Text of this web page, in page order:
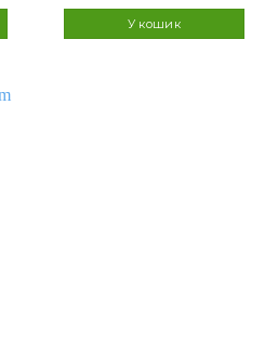
3199 ₴.
У кошик